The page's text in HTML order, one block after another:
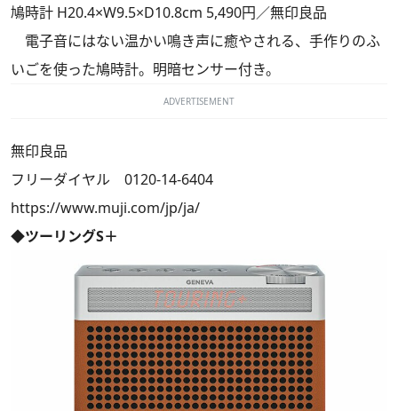
鳩時計 H20.4×W9.5×D10.8cm 5,490円／無印良品
電子音にはない温かい鳴き声に癒やされる、手作りのふ
いごを使った鳩時計。明暗センサー付き。
ADVERTISEMENT
無印良品
フリーダイヤル 0120-14-6404
https://www.muji.com/jp/ja/
◆ツーリングS＋